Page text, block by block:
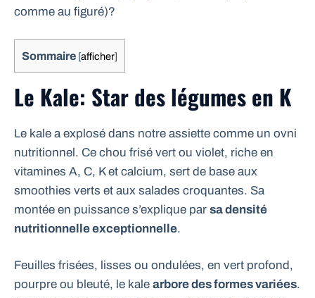
comme au figuré)?
Sommaire [afficher]
Le Kale: Star des légumes en K
Le kale a explosé dans notre assiette comme un ovni
nutritionnel. Ce chou frisé vert ou violet, riche en
vitamines A, C, K et calcium, sert de base aux
smoothies verts et aux salades croquantes. Sa
montée en puissance s’explique par sa densité
nutritionnelle exceptionnelle.
Feuilles frisées, lisses ou ondulées, en vert profond,
pourpre ou bleuté, le kale arbore des formes variées.